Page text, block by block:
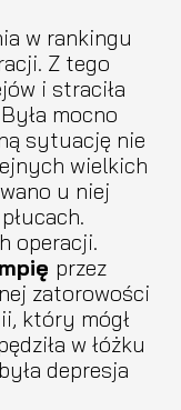
w rankingu
Z tego
i straciła
mocno
sytuację nie
wielkich
u niej
operacji.
przez
zatorowości
który mógł
w łóżku
depresja